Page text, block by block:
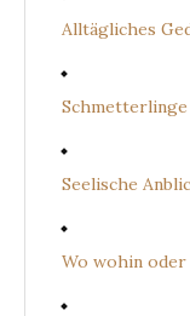
Alltägliches
Seelische
Wo wohin